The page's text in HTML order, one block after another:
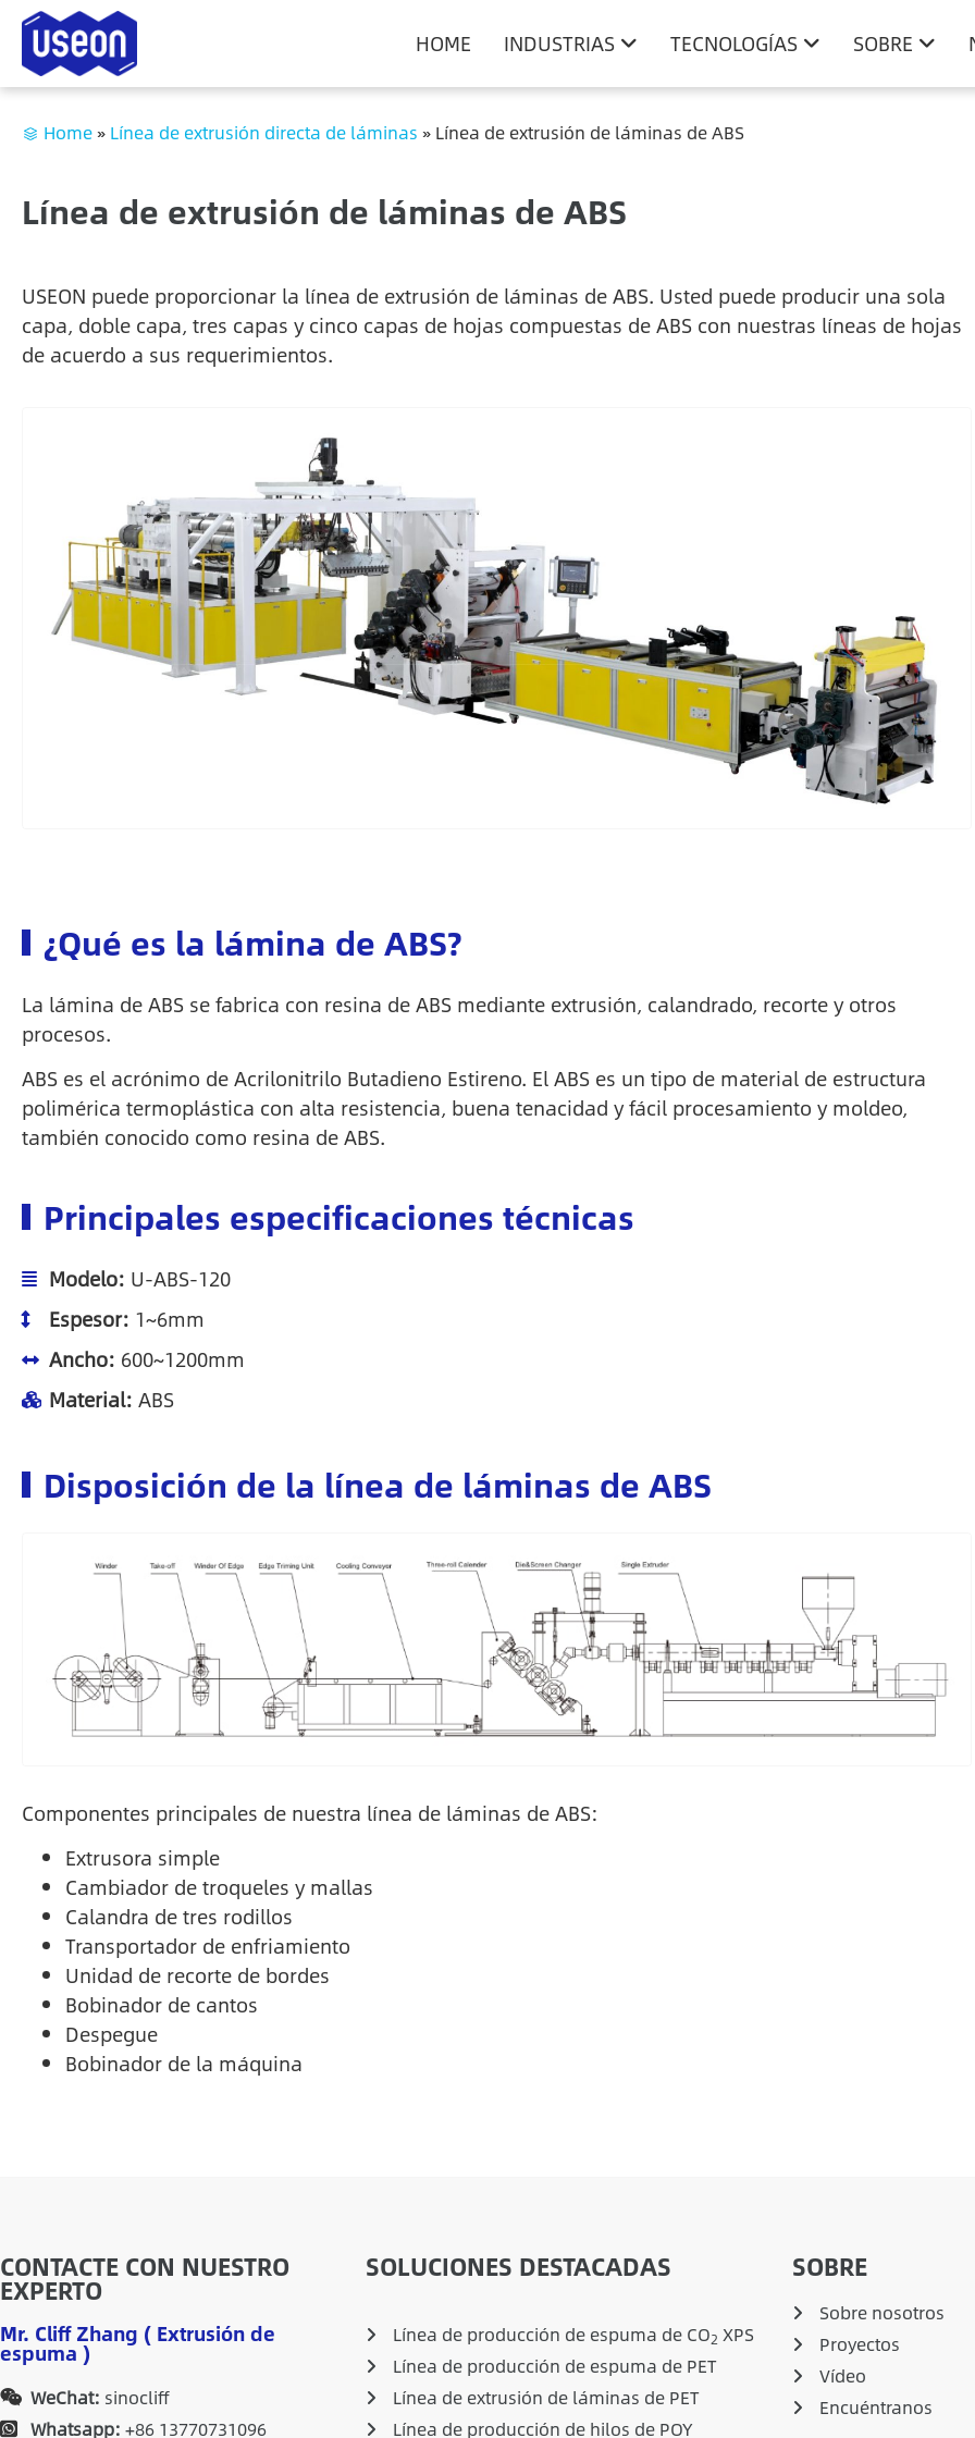
HOME INDUSTRIAS TECNOLOGÍAS SOBRE
Home» Línea de extrusión directa de láminas » Línea de extrusión de láminas de ABS
Línea de extrusión de láminas de ABS
USEON puede proporcionar la línea de extrusión de láminas de ABS. Usted puede producir una sola
capa, doble capa, tres capas y cinco capas de hojas compuestas de ABS con nuestras líneas de hojas
de acuerdo a sus requerimientos.
¿Qué es la lámina de ABS?
La lámina de ABS se fabrica con resina de ABS mediante extrusión, calandrado, recorte y otros
procesos.
ABS es el acrónimo de Acrilonitrilo Butadieno Estireno. El ABS es un tipo de material de estructura
polimérica termoplástica con alta resistencia, buena tenacidad y fácil procesamiento y moldeo,
también conocido como resina de ABS.
Principales especificaciones técnicas
Modelo: U-ABS-120
Espesor: 1~6mm
Ancho: 600~1200mm
Material: ABS
Disposición de la línea de láminas de ABS
Componentes principales de nuestra línea de láminas de ABS:
Extrusora simple
Cambiador de troqueles y mallas
Calandra de tres rodillos
Transportador de enfriamiento
Unidad de recorte de bordes
Bobinador de cantos
Despegue
Bobinador de la máquina
CONTACTE CON NUESTRO
EXPERTO
Mr. Cliff Zhang ( Extrusión de
espuma )
WeChat: sinocliff
Whatsapp: +86 13770731096
SOLUCIONES DESTACADAS
Línea de producción de espuma de CO2 XPS
Línea de producción de espuma de PET
Línea de extrusión de láminas de PET
Línea de producción de hilos de POY
SOBRE
Sobre nosotros
Proyectos
Vídeo
Encuéntranos